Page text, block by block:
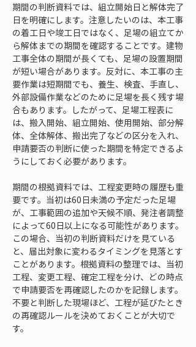
期間の判断資料では、組立開始日と解体完了
日を明確にします。注意したいのは、本工事
の着工日や竣工日ではなく、足場の組立てか
ら解体までの期間を確認することです。建物
工事全体の期間が長くても、足場の設置期間
が短い場合があります。反対に、本工事の主
要作業は短期間でも、養生、検査、手直し、
外部設備作業などのために足場を長く残す場
合もあります。したがって、足場工程表に
は、搬入開始、組立開始、使用開始、部分解
体、全体解体、搬出完了などの区分を入れ、
申請要否の判断に使った期間を特定できるよ
うにしておく必要があります。
期間の根拠資料では、工程変更時の履歴も重
要です。当初は60日未満の予定だった足場
が、工事範囲の追加や天候不順、発注者調整
によって60日以上になる可能性があります。
この場合、当初の判断資料だけを見ている
と、届出対象に変わるタイミングを見落とす
ことがあります。根拠資料の整理では、当初
工程、変更工程、確定工程を分け、どの時点
で申請要否を再確認したのかを記録します。
不要と判断した現場ほど、工程が延びたとき
の再確認ルールを決めておくことが大切で
す。